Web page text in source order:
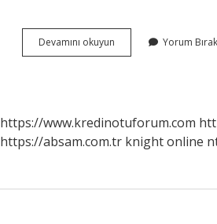
Devamını okuyun
Aliağada
Yorum Bırak
https://www.kredinotuforum.com
https://absam.com.tr knight online